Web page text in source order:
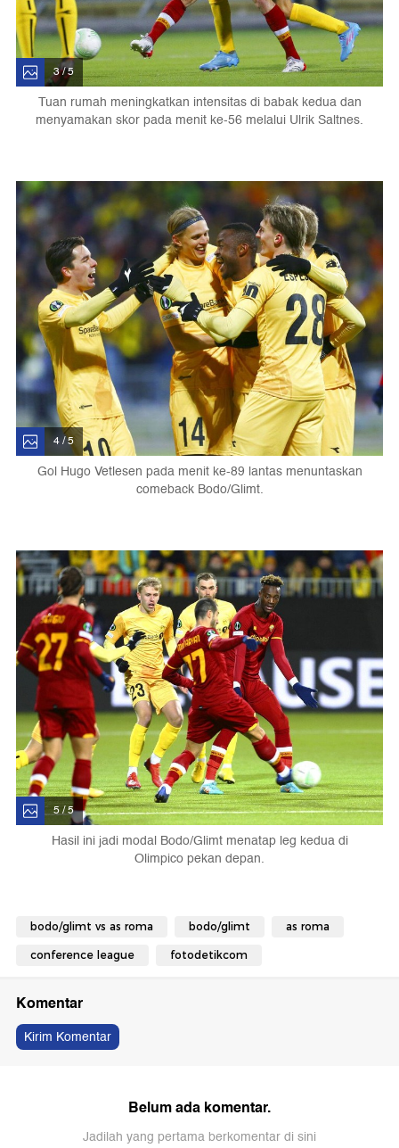
3 / 5
Tuan rumah meningkatkan intensitas di babak kedua dan
menyamakan skor pada menit ke-56 melalui Ulrik Saltnes.
4 / 5
Gol Hugo Vetlesen pada menit ke-89 lantas menuntaskan
comeback Bodo/Glimt.
5 / 5
Hasil ini jadi modal Bodo/Glimt menatap leg kedua di
Olimpico pekan depan.
bodo/glimt vs as roma bodo/glimt as roma
conference league fotodetikcom
Komentar
Kirim Komentar
Belum ada komentar.
Jadilah yang pertama berkomentar di sini